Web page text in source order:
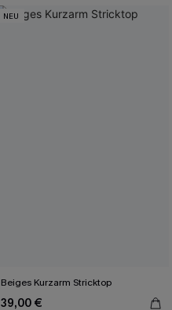
NEU
Beiges Kurzarm Stricktop
39,00 €